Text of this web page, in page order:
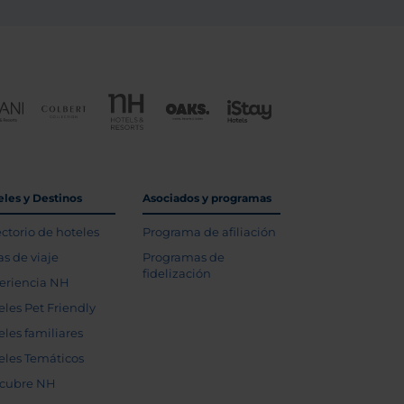
y Destinos
de hoteles
de viaje
NH
Pet Friendly
familiares
Temáticos
NH
Asociados y programas
Programa de afiliación
Programas de
fidelización